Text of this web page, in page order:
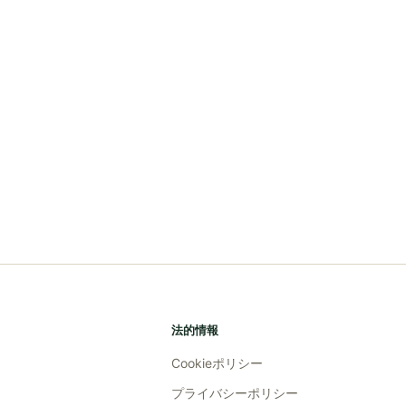
法的情報
Cookieポリシー
プライバシーポリシー